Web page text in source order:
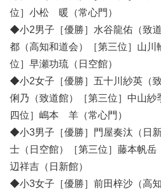
位］小松 暖（常心門）
◆小2男子［優勝］水谷龍佑（致
都（高知和道会）［第三位］山川
位］早瀬功琉（日空館）
◆小2女子［優勝］五十川紗英（
俐乃（致道館）［第三位］中山紗
四位］嶋本 羊（常心門）
◆小3男子［優勝］門屋奏汰（日
士（日空館）［第三位］藤本帆岳
辺祥吉（日新館）
◆小3女子［優勝］前田梓沙（高